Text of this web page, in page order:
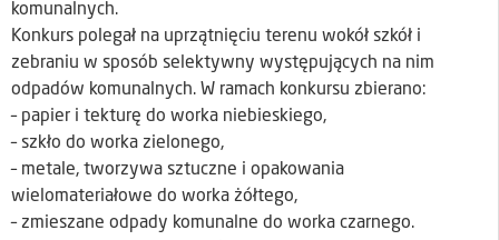
komunalnych.
Konkurs polegał na uprzątnięciu terenu wokół szkół i
zebraniu w sposób selektywny występujących na nim
odpadów komunalnych. W ramach konkursu zbierano:
– papier i tekturę do worka niebieskiego,
– szkło do worka zielonego,
– metale, tworzywa sztuczne i opakowania
wielomateriałowe do worka żółtego,
– zmieszane odpady komunalne do worka czarnego.